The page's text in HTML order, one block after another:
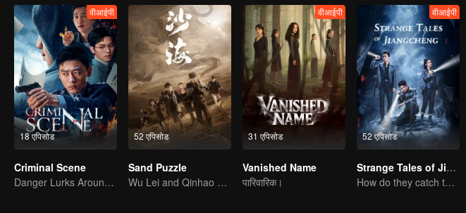
18 एपिसोड
वीआईपी
Criminal Scene
Danger Lurks Around You
52 एपिसोड
Sand Puzzle
Wu Lei and Qinhao opens their adventure tour.
31 एपिसोड
वीआईपी
Vanished Name
पारिवारिक।
52 एपिसोड
वीआईपी
Strange Tales of Jiang Cheng
How do they catch the killer?